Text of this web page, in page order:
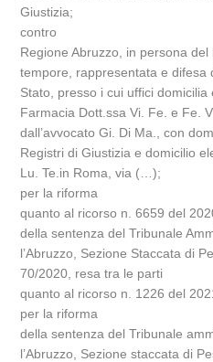
Giustizia;
contro
Regione Abruzzo, in persona
tempore, rappresentata e difesa
Stato, presso i cui uffici
Farmacia Dott.ssa Vi. Fe. e Fe.
dall’avvocato Gi. Di Ma., con
Registri di Giustizia e domicilio
Lu. Te.in Roma, via (…);
per la riforma
quanto al ricorso n. 6659 del
della sentenza del Tribunale
l’Abruzzo, Sezione Staccata di
70/2020, resa tra le parti
quanto al ricorso n. 1226 del
per la riforma
della sentenza del Tribunale
l’Abruzzo, Sezione staccata di